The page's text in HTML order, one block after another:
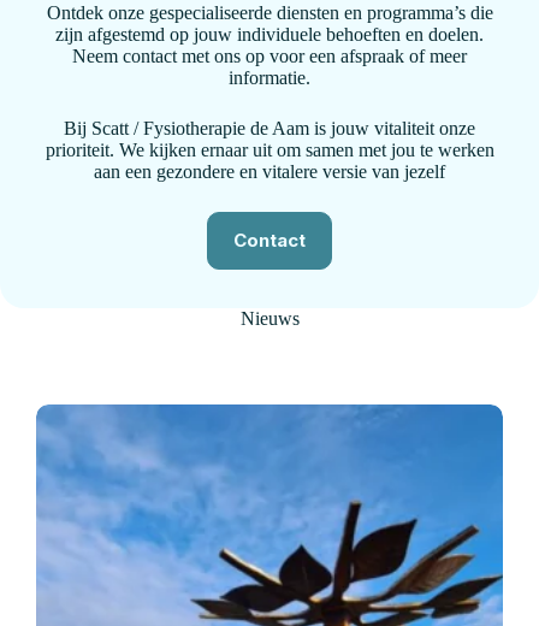
Ontdek onze gespecialiseerde diensten en programma’s die
zijn afgestemd op jouw individuele behoeften en doelen.
Neem contact met ons op voor een afspraak of meer
informatie.
Bij Scatt / Fysiotherapie de Aam is jouw vitaliteit onze
prioriteit. We kijken ernaar uit om samen met jou te werken
aan een gezondere en vitalere versie van jezelf
Contact
Nieuws